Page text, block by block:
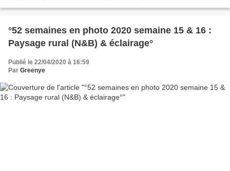
°52 semaines en photo 2020 semaine 15 & 16 :
Paysage rural (N&B) & éclairage°
Publié le 22/04/2020 à 16:59
Par Greenye